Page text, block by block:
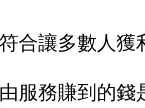
合讓多數人獲
服務賺到的